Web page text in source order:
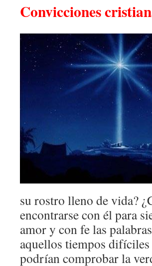
Convicciones
su rostro lleno de vida?
encontrarse con él para
amor y con fe las
aquellos tiempos difíciles
podrían comprobar la